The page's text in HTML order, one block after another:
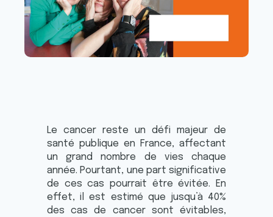
Le cancer reste un défi majeur de
santé publique en France, affectant
un grand nombre de vies chaque
année. Pourtant, une part significative
de ces cas pourrait être évitée. En
effet, il est estimé que jusqu’à 40%
des cas de cancer sont évitables,